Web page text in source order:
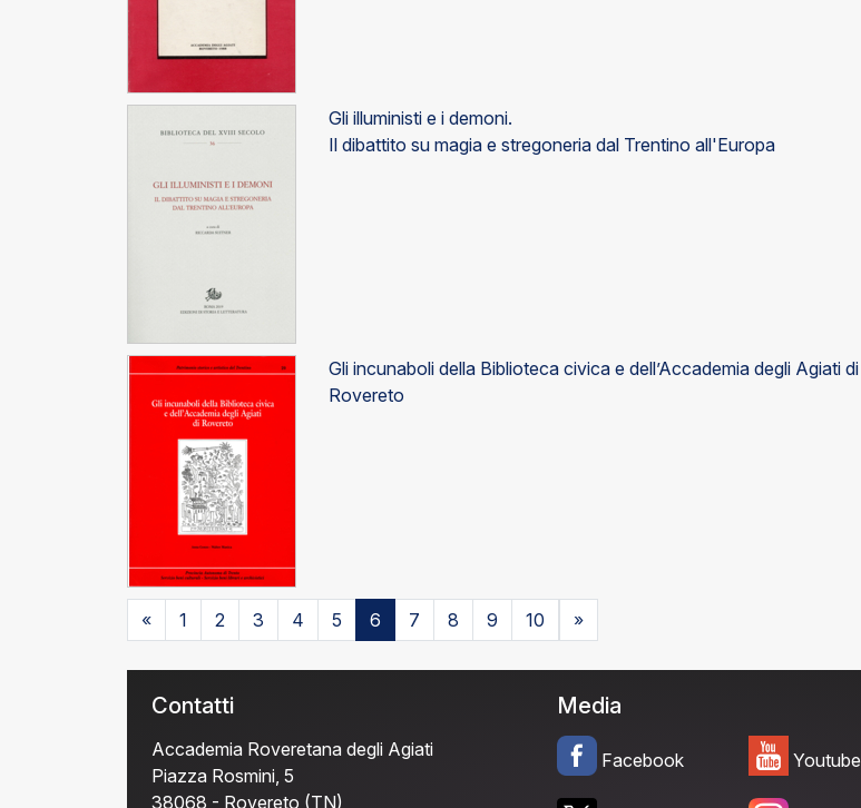
Gli illuministi e i demoni.
Il dibattito su magia e stregoneria dal Trentino all'Europa
Gli incunaboli della Biblioteca civica e dell’Accademia degli Agiati di
Rovereto
« 1 2 3 4 5 6 7 8 9 10 »
Contatti
Accademia Roveretana degli Agiati
Piazza Rosmini, 5
38068 - Rovereto (TN)
Media
Facebook Youtube